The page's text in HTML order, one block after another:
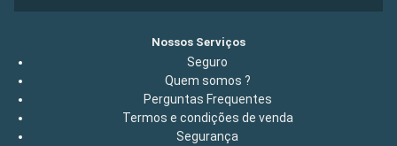
Nossos Serviços
Seguro
Quem somos ?
Perguntas Frequentes
Termos e condições de venda
Segurança